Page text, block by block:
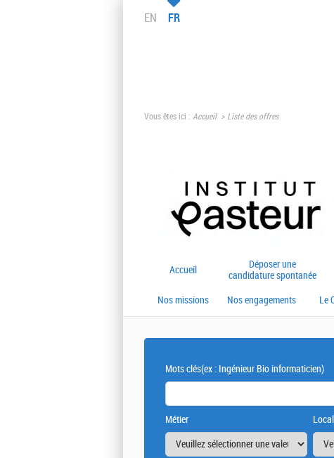
EN FR
Vous êtes ici : Accueil Liste des offres
Accueil
Déposer une
candidature spontanée
Nos missions Nos engagements Le
Mots clés(ex : Ingénieur Bio informaticien)
Métier